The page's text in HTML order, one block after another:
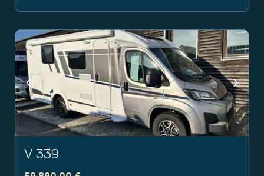
Previous Next
V 339